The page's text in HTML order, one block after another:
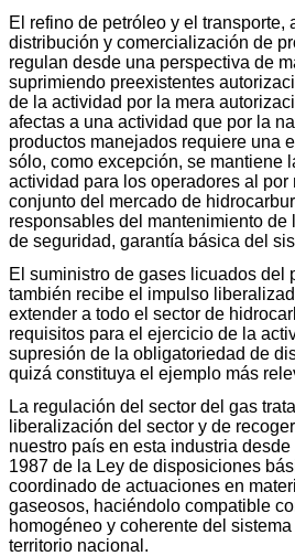
El refino de petróleo y el transporte,
distribución y comercialización de
regulan desde una perspectiva de
suprimiendo preexistentes
de la actividad por la mera
afectas a una actividad que por la
productos manejados requiere una
sólo, como excepción, se mantiene
actividad para los operadores al por
conjunto del mercado de
responsables del mantenimiento
de seguridad, garantía básica del
El suministro de gases licuados del
también recibe el impulso
extender a todo el sector de
requisitos para el ejercicio de la
supresión de la obligatoriedad de
quizá constituya el ejemplo más
La regulación del sector del gas
liberalización del sector y de
nuestro país en esta industria
1987 de la Ley de disposiciones
coordinado de actuaciones en
gaseosos, haciéndolo compatible
homogéneo y coherente del
territorio nacional.